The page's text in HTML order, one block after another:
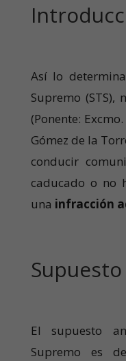
Así lo
Supremo (STS),
(Ponente:
Gómez de la
conducir
caducado o no
una infracción
El supuesto
Supremo es